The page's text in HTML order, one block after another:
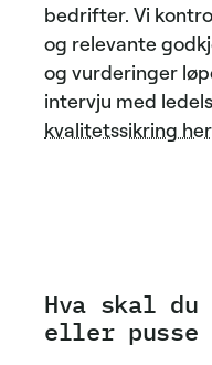
bedrifter. Vi
og relevante
og vurderinger
intervju med
kvalitetssikring her
Hva skal du
eller pusse